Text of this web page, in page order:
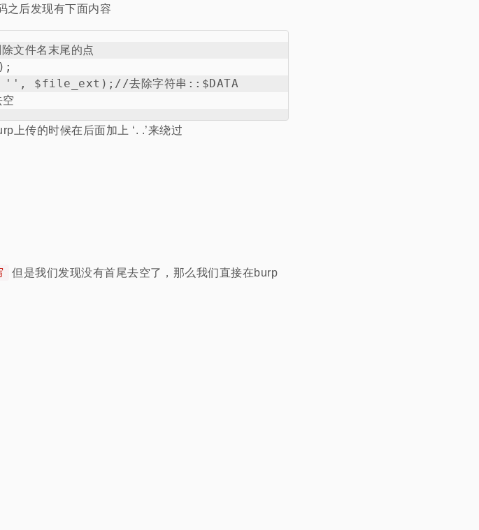
之后发现有下面内容
件名末尾的点
$file_ext);//去除字符串::$DATA
上传的时候在后面加上 ‘. .’来绕过
但是我们发现没有首尾去空了，那么我们直接在burp